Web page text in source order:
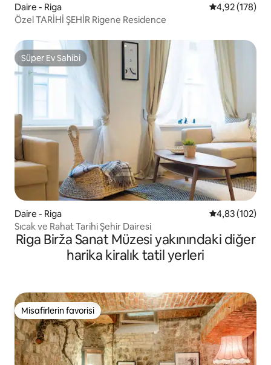
Daire - Riga 5 üzerinden
4,92 (178)
Özel TARİHİ ŞEHİR Rigene Residence
Süper Ev Sahibi
Süper Ev Sahibi
Daire - Riga 5 üzerinden
4,83 (102)
Sıcak ve Rahat Tarihi Şehir Dairesi
Riga Birža Sanat Müzesi yakınındaki diğer
harika kiralık tatil yerleri
Misafirlerin favorisi
Misafirlerin favorisi